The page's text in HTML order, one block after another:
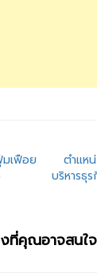
มเฟือย
ตำแห
บริหารธุ
งที่คุณอาจสนใจ